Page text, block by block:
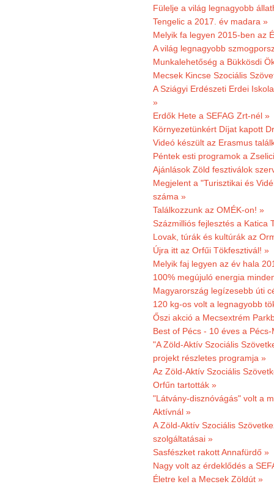
Fülelje a világ legnagyobb
Tengelic a 2017. év madara »
Melyik fa legyen 2015-ben az
A világ legnagyobb
Munkalehetőség a Bükkösdi
Mecsek Kincse Szociális
A Sziágyi Erdészeti Erdei
»
Erdők Hete a SEFAG Zrt-nél »
Környezetünkért Díjat kapott
Videó készült az Erasmus
Péntek esti programok a
Ajánlások Zöld fesztiválok
Megjelent a "Turisztikai és
száma »
Találkozzunk az OMÉK-on! »
Százmilliós fejlesztés a Katica
Lovak, túrák és kultúrák az
Újra itt az Orfűi Tökfesztivál! »
Melyik faj legyen az év hala
100% megújuló energia
Magyarország legízesebb úti
120 kg-os volt a legnagyobb
Őszi akció a Mecsextrém
Best of Pécs - 10 éves a
"A Zöld-Aktív Szociális
projekt részletes programja »
Az Zöld-Aktív Szociális
Orfűn tartották »
"Látvány-disznóvágás" volt a
Aktívnál »
A Zöld-Aktív Szociális
szolgáltatásai »
Sasfészket rakott Annafürdő »
Nagy volt az érdeklődés a
Életre kel a Mecsek Zöldút »